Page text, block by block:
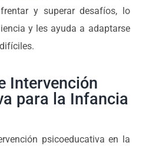
y superar desafíos, lo
y les ayuda a adaptarse
Intervención
para la Infancia
psicoeducativa en la